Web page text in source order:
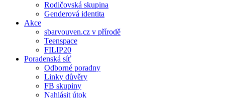
Rodičovská skupina
Genderová identita
Akce
sbarvouven.cz v přírodě
Teenspace
FILIP20
Poradenská síť
Odborné poradny
Linky důvěry
FB skupiny
Nahlásit útok